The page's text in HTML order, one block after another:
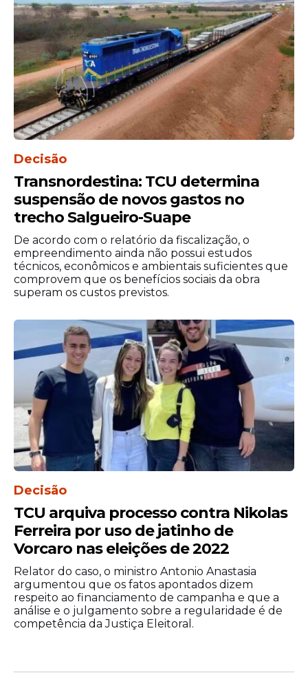
Decisão
Transnordestina: TCU determina
suspensão de novos gastos no
trecho Salgueiro-Suape
De acordo com o relatório da fiscalização, o
empreendimento ainda não possui estudos
técnicos, econômicos e ambientais suficientes que
comprovem que os benefícios sociais da obra
superam os custos previstos.
Decisão
TCU arquiva processo contra Nikolas
Ferreira por uso de jatinho de
Vorcaro nas eleições de 2022
Relator do caso, o ministro Antonio Anastasia
argumentou que os fatos apontados dizem
respeito ao financiamento de campanha e que a
análise e o julgamento sobre a regularidade é de
competência da Justiça Eleitoral.